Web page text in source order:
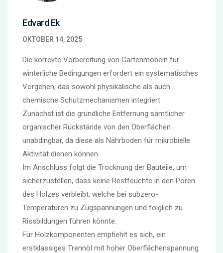
Edvard Ek
OKTOBER 14, 2025
Die korrekte Vorbereitung von Gartenmöbeln für
winterliche Bedingungen erfordert ein systematisches
Vorgehen, das sowohl physikalische als auch
chemische Schutzmechanismen integriert.
Zunächst ist die gründliche Entfernung sämtlicher
organischer Rückstände von den Oberflächen
unabdingbar, da diese als Nährboden für mikrobielle
Aktivität dienen können.
Im Anschluss folgt die Trocknung der Bauteile, um
sicherzustellen, dass keine Restfeuchte in den Poren
des Holzes verbleibt, welche bei subzero-
Temperaturen zu Zugspannungen und folglich zu
Rissbildungen führen könnte.
Für Holzkomponenten empfiehlt es sich, ein
erstklassiges Trennöl mit hoher Oberflächenspannung